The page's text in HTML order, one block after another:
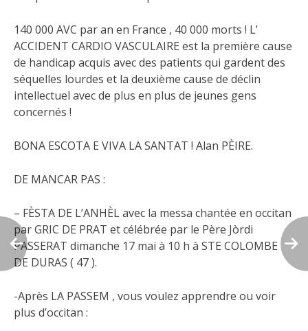
140 000 AVC par an en France , 40 000 morts ! L’
ACCIDENT CARDIO VASCULAIRE est la première cause
de handicap acquis avec des patients qui gardent des
séquelles lourdes et la deuxième cause de déclin
intellectuel avec de plus en plus de jeunes gens
concernés !
BONA ESCOTA E VIVA LA SANTAT ! Alan PÈIRE.
DE MANCAR PAS :
– FÈSTA DE L’ANHÈL avec la messa chantée en occitan
par GRIC DE PRAT et célébrée par le Père Jòrdi
PASSERAT dimanche 17 mai à 10 h à STE COLOMBE
DE DURAS ( 47 ).
-Après LA PASSEM , vous voulez apprendre ou voir
plus d’occitan :